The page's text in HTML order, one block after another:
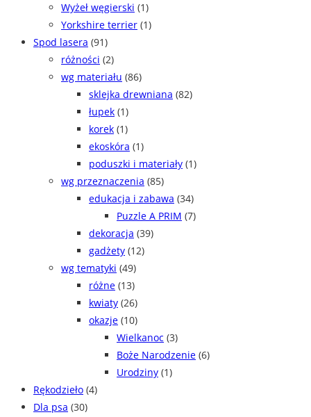
Wyżeł węgierski (1)
Yorkshire terrier (1)
Spod lasera (91)
różności (2)
wg materiału (86)
sklejka drewniana (82)
łupek (1)
korek (1)
ekoskóra (1)
poduszki i materiały (1)
wg przeznaczenia (85)
edukacja i zabawa (34)
Puzzle A PRIM (7)
dekoracja (39)
gadżety (12)
wg tematyki (49)
różne (13)
kwiaty (26)
okazje (10)
Wielkanoc (3)
Boże Narodzenie (6)
Urodziny (1)
Rękodzieło (4)
Dla psa (30)